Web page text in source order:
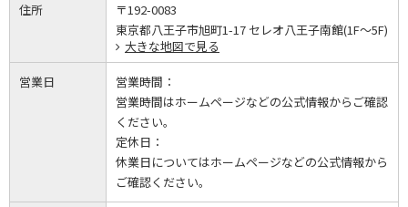
住所
〒192-0083
東京都八王子市旭町1-17 セレオ八王子南館(1F～5F)
大きな地図で見る
営業日
営業時間：
営業時間はホームページなどの公式情報からご確認
ください。
定休日：
休業日についてはホームページなどの公式情報から
ご確認ください。